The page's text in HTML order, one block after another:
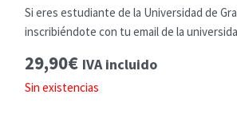
Si eres estudiante de la Universidad de
inscribiéndote con tu email de la
29,90€ IVA incluido
Sin existencias